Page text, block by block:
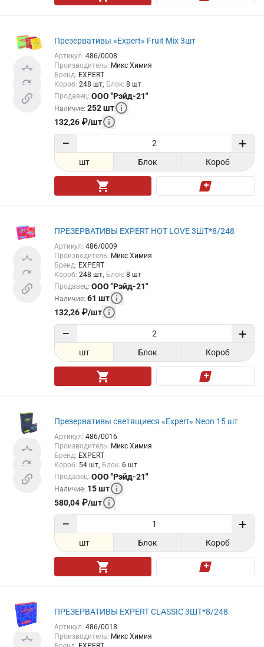
Презервативы «Expert» Fruit Mix 3шт
Артикул: 486/0008
Производитель: Микс Химия
Бренд: EXPERT
Короб: 248 шт Блок: 8 шт
Продавец: ООО "Рэйд-21"
Наличие: 252шт
132,26 ₽/шт
− +
шт Блок Короб
ПРЕЗЕРВАТИВЫ EXPERT HOT LOVE 3ШТ*8/248
Артикул: 486/0009
Производитель: Микс Химия
Бренд: EXPERT
Короб: 248 шт Блок: 8 шт
Продавец: ООО "Рэйд-21"
Наличие: 61 шт
132,26 ₽/шт
− +
шт Блок Короб
Презервативы светящиеся «Expert» Neon 15 шт
Артикул: 486/0016
Производитель: Микс Химия
Бренд: EXPERT
Короб: 54 шт Блок: 6 шт
Продавец: ООО "Рэйд-21"
Наличие: 15шт
580,04 ₽/шт
− +
шт Блок Короб
ПРЕЗЕРВАТИВЫ EXPERT CLASSIC 3ШТ*8/248
Артикул: 486/0018
Производитель: Микс Химия